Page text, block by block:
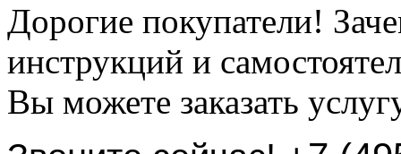
Дорогие покупатели!
инструкций и
Вы можете заказать